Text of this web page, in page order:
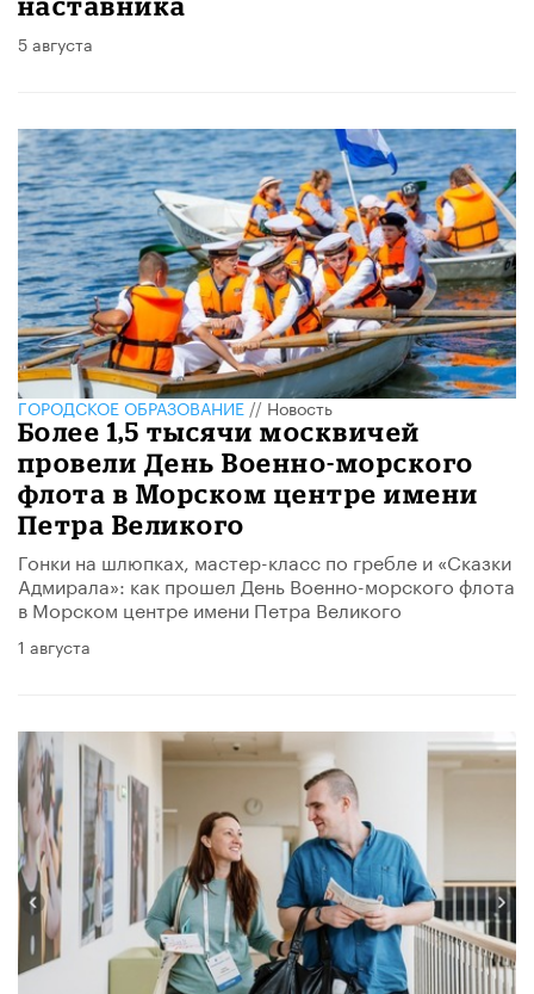
5 августа
ГОРОДСКОЕ ОБРАЗОВАНИЕ//Новость
Более 1,5 тысячи москвичей
провели День Военно-морского
флота в Морском центре имени
Петра Великого
Гонки на шлюпках, мастер-класс по гребле и «Сказки
Адмирала»: как прошел День Военно-морского флота
в Морском центре имени Петра Великого
1 августа